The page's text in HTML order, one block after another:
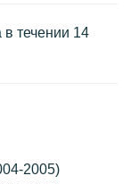
течении 14
2005)